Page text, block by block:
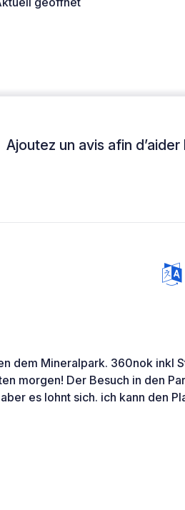
Ajoutez un avis afin
dem Mineralpark. 360nok inkl
morgen! Der Besuch in den
es lohnt sich. ich kann den